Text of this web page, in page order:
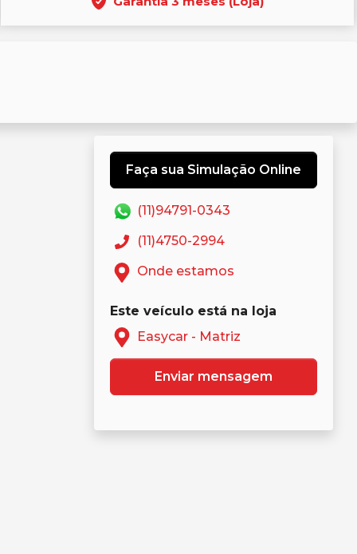
Faça sua Simulação Online
(11)94791-0343
(11)4750-2994
Onde estamos
Este veículo está na loja
Easycar - Matriz
Enviar mensagem